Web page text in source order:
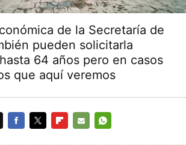
de la Secretaría de
pueden solicitarla
64 años pero en casos
que aquí veremos